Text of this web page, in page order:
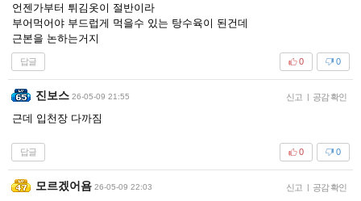
언젠가부터 튀김옷이 절반이라
부어먹어야 부드럽게 먹을수 있는 탕수육이 된건데
근본을 논하는거지
답글 0
0
진보스 26-05-09 21:55 신고 | 공감 확인
근데 입천장 다까짐
답글 0
0
모르겠어욤 26-05-09 22:03 신고 | 공감 확인